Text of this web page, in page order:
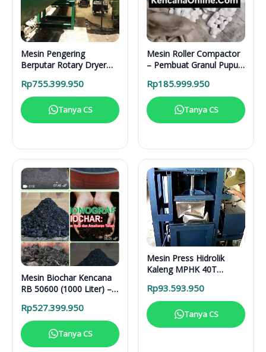
Mesin Pengering
Berputar Rotary Dryer
Rp755.399.950
Tanya CS
Mesin Roller Compactor
– Pembuat Granul Pupuk
Rp185.999.950
Tanya CS
Mesin Biochar Kencana
RB 50600 (1000 Liter) –
Lengkap
Rp527.399.950
Tanya CS
Mesin Press Hidrolik
Kaleng MPHK 40T
Rp93.593.950
Tanya CS